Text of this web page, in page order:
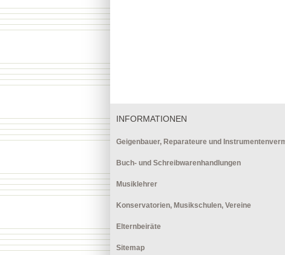
INFORMATIONEN
Geigenbauer, Reparateure und
Buch- und Schreibwarenhandlungen
Musiklehrer
Konservatorien, Musikschulen, Vereine
Elternbeiräte
Sitemap